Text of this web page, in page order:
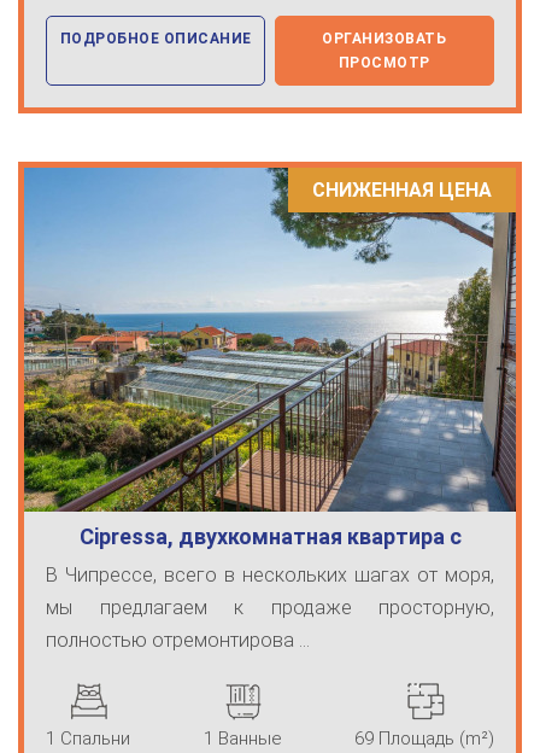
ПОДРОБНОЕ ОПИСАНИЕ
ОРГАНИЗОВАТЬ
ПРОСМОТР
СНИЖЕННАЯ ЦЕНА
Cipressa, двухкомнатная квартира с
видом…
В Чипрессе, всего в нескольких шагах от моря,
мы предлагаем к продаже просторную,
полностью отремонтирова ...
1 Спальни 1 Ванные 69 Площадь (m²)